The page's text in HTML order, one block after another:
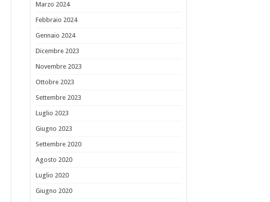
Marzo 2024
Febbraio 2024
Gennaio 2024
Dicembre 2023
Novembre 2023
Ottobre 2023
Settembre 2023
Luglio 2023
Giugno 2023
Settembre 2020
Agosto 2020
Luglio 2020
Giugno 2020